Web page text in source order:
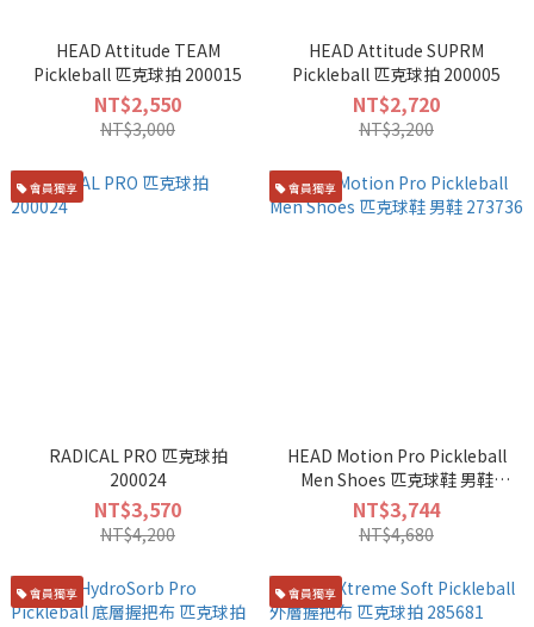
HEAD Attitude TEAM
Pickleball 匹克球拍 200015
NT$2,550
NT$3,000
HEAD Attitude SUPRM
Pickleball 匹克球拍 200005
NT$2,720
NT$3,200
會員獨享
RADICAL PRO 匹克球拍
200024
NT$3,570
NT$4,200
會員獨享
HEAD Motion Pro Pickleball
Men Shoes 匹克球鞋 男鞋
273736
NT$3,744
NT$4,680
會員獨享 會員獨享